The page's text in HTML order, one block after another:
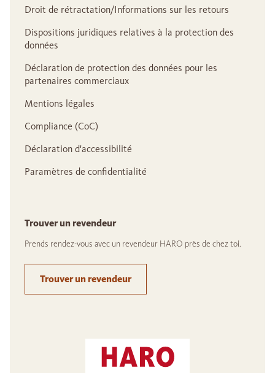
Droit de rétractation/Informations sur les retours
Dispositions juridiques relatives à la protection des
données
Déclaration de protection des données pour les
partenaires commerciaux
Mentions légales
Compliance (CoC)
Déclaration d'accessibilité
Paramètres de confidentialité
Trouver un revendeur
Prends rendez-vous avec un revendeur HARO près de chez toi.
Trouver un revendeur